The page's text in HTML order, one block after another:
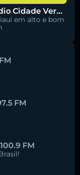
Rádio Cidade Verde 93.5 FM
em alto e bom
FM
FM